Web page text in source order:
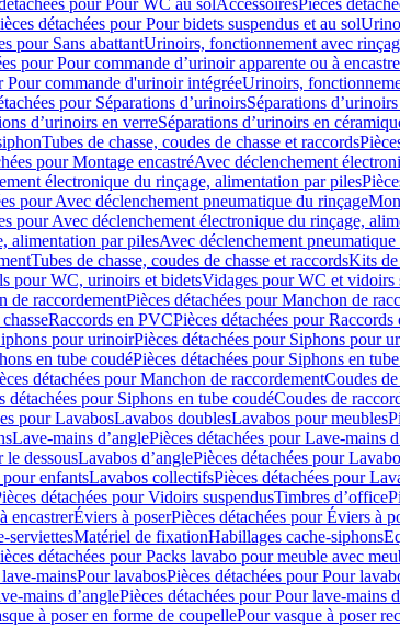
pour Pour WC au solAccessoiresPièces
détachées pour Pour bidets suspendus et au sol
pour Sans abattantUrinoirs, fonctionnement avec
pour Pour commande d’urinoir apparente ou à
Pour commande d'urinoir intégréeUrinoirs,
pour Séparations d’urinoirsSéparations
d’urinoirs en verreSéparations d’urinoirs en
Tubes de chasse, coudes de chasse et raccords
pour Montage encastréAvec déclenchement
électronique du rinçage, alimentation par piles
pour Avec déclenchement pneumatique du rinçage
pour Avec déclenchement électronique du rinçage,
alimentation par pilesAvec déclenchement
Tubes de chasse, coudes de chasse et raccordsKits
pour WC, urinoirs et bidetsVidages pour WC et vidoirs
de raccordementPièces détachées pour Manchon de
Raccords en PVCPièces détachées pour
pour urinoirPièces détachées pour Siphons pour
en tube coudéPièces détachées pour Siphons en
détachées pour Manchon de raccordementCoudes
détachées pour Siphons en tube coudéCoudes de
pour LavabosLavabos doublesLavabos pour meubles
Lave-mains d’anglePièces détachées pour Lave-mains
le dessousLavabos d’anglePièces détachées pour
enfantsLavabos collectifsPièces détachées pour
détachées pour Vidoirs suspendusTimbres dʼoffice
encastrerÉviers à poserPièces détachées pour Éviers à
serviettesMatériel de fixationHabillages cache-siphons
détachées pour Packs lavabo pour meuble avec
mainsPour lavabosPièces détachées pour Pour
mains d’anglePièces détachées pour Pour lave-mains
à poser en forme de coupellePour vasque à poser